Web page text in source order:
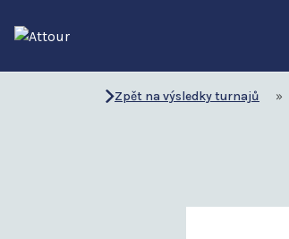
Zpět na výsledky turnajů